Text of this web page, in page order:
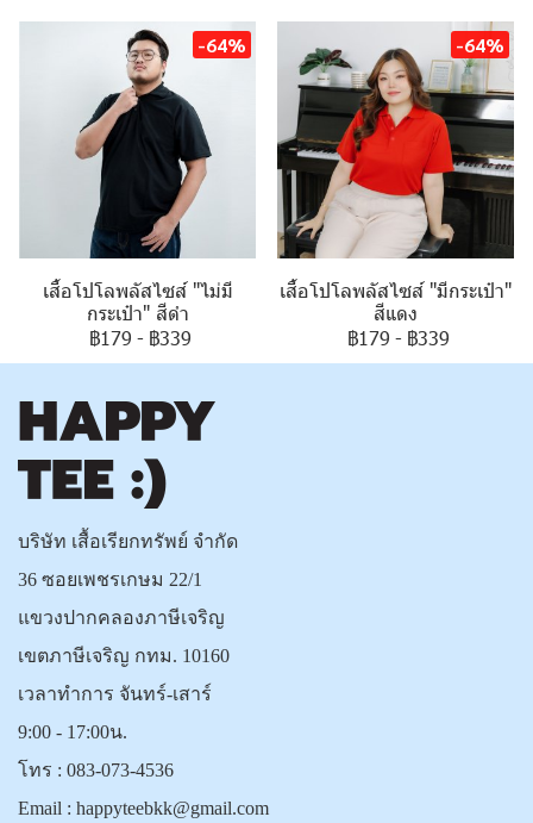
-64%
เสื้อโปโลพลัสไซส์ "ไม่มี
กระเป๋า" สีดำ
฿179 - ฿339
-64%
เสื้อโปโลพลัสไซส์ "มีกระเป๋า"
สีแดง
฿179 - ฿339
บริษัท เสื้อเรียกทรัพย์ จำกัด
36 ซอยเพชรเกษม 22/1
แขวงปากคลองภาษีเจริญ
เขตภาษีเจริญ กทม. 10160
เวลาทำการ จันทร์-เสาร์
9:00 - 17:00น.
โทร : 083-073-4536
Email : happyteebkk@gmail.com